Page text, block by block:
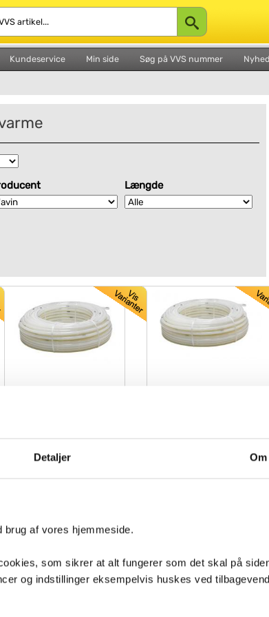
Detaljer Om
brug af vores hjemmeside.
som sikrer at alt fungerer som det skal på
og indstillinger eksempelvis huskes ved
Kundeservice Min side Søg på VVS nummer
Længde
PE-RT 6B/70° 120 mtr.
1-2 dage
20 mm x 120 mtr.
Levering 1-2 dage